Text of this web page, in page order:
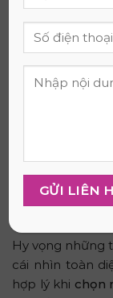
Nệm cao su
những ưu,
lượng hoàn
Chí Minh. Khi
vấn chọn loại
tiền của điều
Hy vọng những
cái nhìn toàn
hợp lý khi chọn